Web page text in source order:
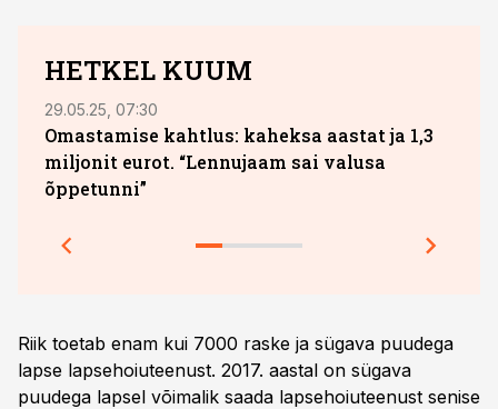
HETKEL KUUM
29.05.25, 07:30
Omastamise kahtlus: kaheksa aastat ja 1,3
miljonit eurot. “Lennujaam sai valusa
õppetunni”
Riik toetab enam kui 7000 raske ja sügava puudega
lapse lapsehoiuteenust. 2017. aastal on sügava
puudega lapsel võimalik saada lapsehoiuteenust senise